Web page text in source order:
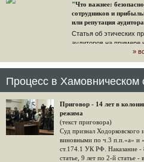
"Что важнее:
сотрудников и
или репутация
Статья об этических
аудиторов на примере
громкого
ЮКОСу. (navalny.com)
15.08.2014
конфискационным
стороны государства,
защитой арбитражного
Швейцарская газета
Zeitung" о гаагском
решении.
»
Процесс в Хамовническом
Приговор - 14 лет в
режима
(текст приговора)
Суд признал Ходорковского
виновными по ч.3 п.п.«а» и
ст.174.1 УК РФ. Наказание -
статье, 9 лет по 2-й статье -